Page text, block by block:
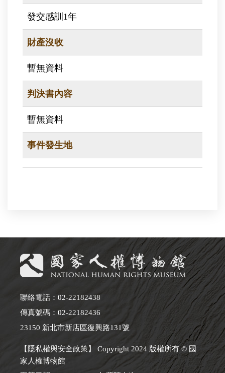
發交感訓1年
財產沒收
暫無資料
判決書內容
暫無資料
事件發生地
聯絡電話：02-22182438
傳真號碼：02-22182436
23150 新北市新店區復興路131號
【隱私權與安全政策】 Copyright 2024 版權所有 © 國
家人權博物館